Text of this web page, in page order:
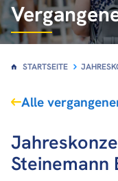
STARTSEITE
Alle
Steinemann